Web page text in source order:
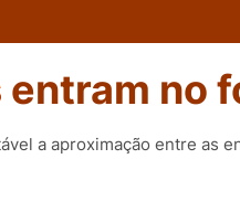
no
a aproximação entre as